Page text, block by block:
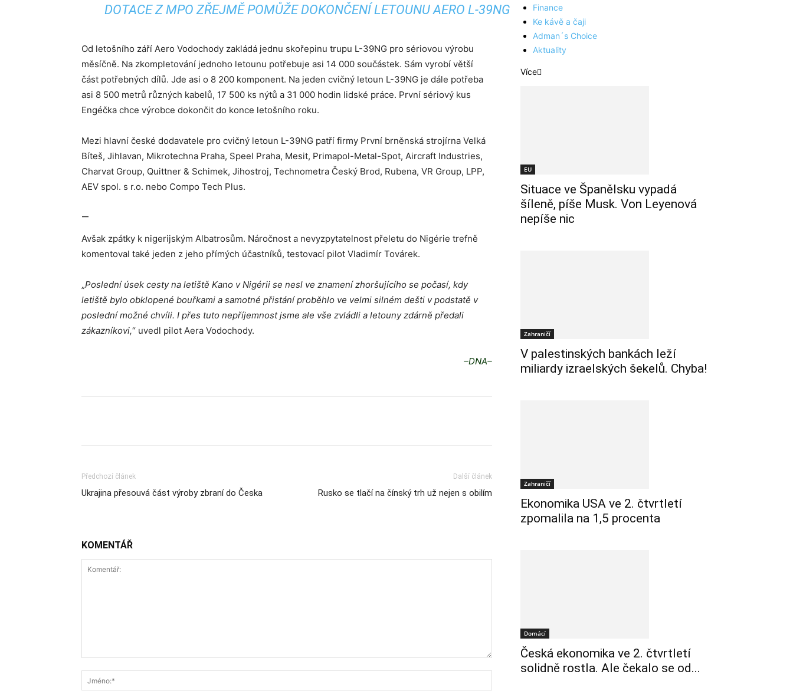
DOTACE Z MPO ZŘEJMĚ POMŮŽE DOKONČENÍ LETOUNU AERO L-39NG
Od letošního září Aero Vodochody zakládá jednu skořepinu trupu L-39NG pro sériovou výrobu
měsíčně. Na zkompletování jednoho letounu potřebuje asi 14 000 součástek. Sám vyrobí větší
část potřebných dílů. Jde asi o 8 200 komponent. Na jeden cvičný letoun L-39NG je dále potřeba
asi 8 500 metrů různých kabelů, 17 500 ks nýtů a 31 000 hodin lidské práce. První sériový kus
Engéčka chce výrobce dokončit do konce letošního roku.
Mezi hlavní české dodavatele pro cvičný letoun L-39NG patří firmy První brněnská strojírna Velká
Bíteš, Jihlavan, Mikrotechna Praha, Speel Praha, Mesit, Primapol-Metal-Spot, Aircraft Industries,
Charvat Group, Quittner & Schimek, Jihostroj, Technometra Český Brod, Rubena, VR Group, LPP,
AEV spol. s r.o. nebo Compo Tech Plus.
—
Avšak zpátky k nigerijským Albatrosům. Náročnost a nevyzpytatelnost přeletu do Nigérie trefně
komentoval také jeden z jeho přímých účastníků, testovací pilot Vladimír Továrek.
„Poslední úsek cesty na letiště Kano v Nigérii se nesl ve znamení zhoršujícího se počasí, kdy
letiště bylo obklopené bouřkami a samotné přistání proběhlo ve velmi silném dešti v podstatě v
poslední možné chvíli. I přes tuto nepříjemnost jsme ale vše zvládli a letouny zdárně předali
zákazníkovi,“ uvedl pilot Aera Vodochody.
–DNA–
Předchozí článek
Ukrajina přesouvá část výroby zbraní do Česka
Další článek
Rusko se tlačí na čínský trh už nejen s obilím
KOMENTÁŘ
Finance
Ke kávě a čaji
Adman´s Choice
Aktuality
Více
EU
Situace ve Španělsku vypadá
šíleně, píše Musk. Von Leyenová
nepíše nic
Zahraničí
V palestinských bankách leží
miliardy izraelských šekelů. Chyba!
Zahraničí
Ekonomika USA ve 2. čtvrtletí
zpomalila na 1,5 procenta
Domácí
Česká ekonomika ve 2. čtvrtletí
solidně rostla. Ale čekalo se od...